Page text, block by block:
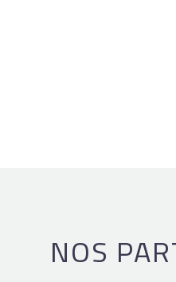
NOS